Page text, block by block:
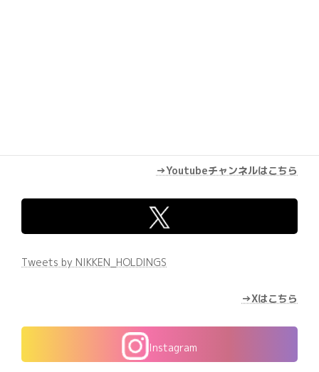
→Youtubeチャンネルはこちら
Tweets by NIKKEN_HOLDINGS
→Xはこちら
Instagram